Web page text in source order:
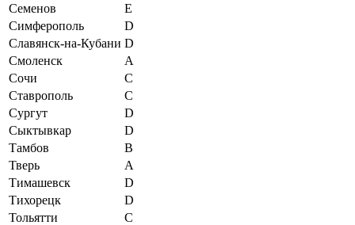
Семенов
E
Симферополь
D
Славянск-на-Кубани D
Смоленск
A
Сочи
C
Ставрополь
C
Сургут
D
Сыктывкар
D
Тамбов
B
Тверь
A
Тимашевск
D
Тихорецк
D
Тольятти
C